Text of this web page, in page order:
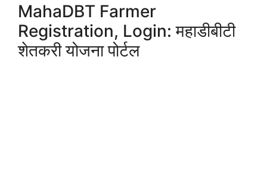
MahaDBT Farmer
Registration, Login: महाडीबीटी
शेतकरी योजना पोर्टल